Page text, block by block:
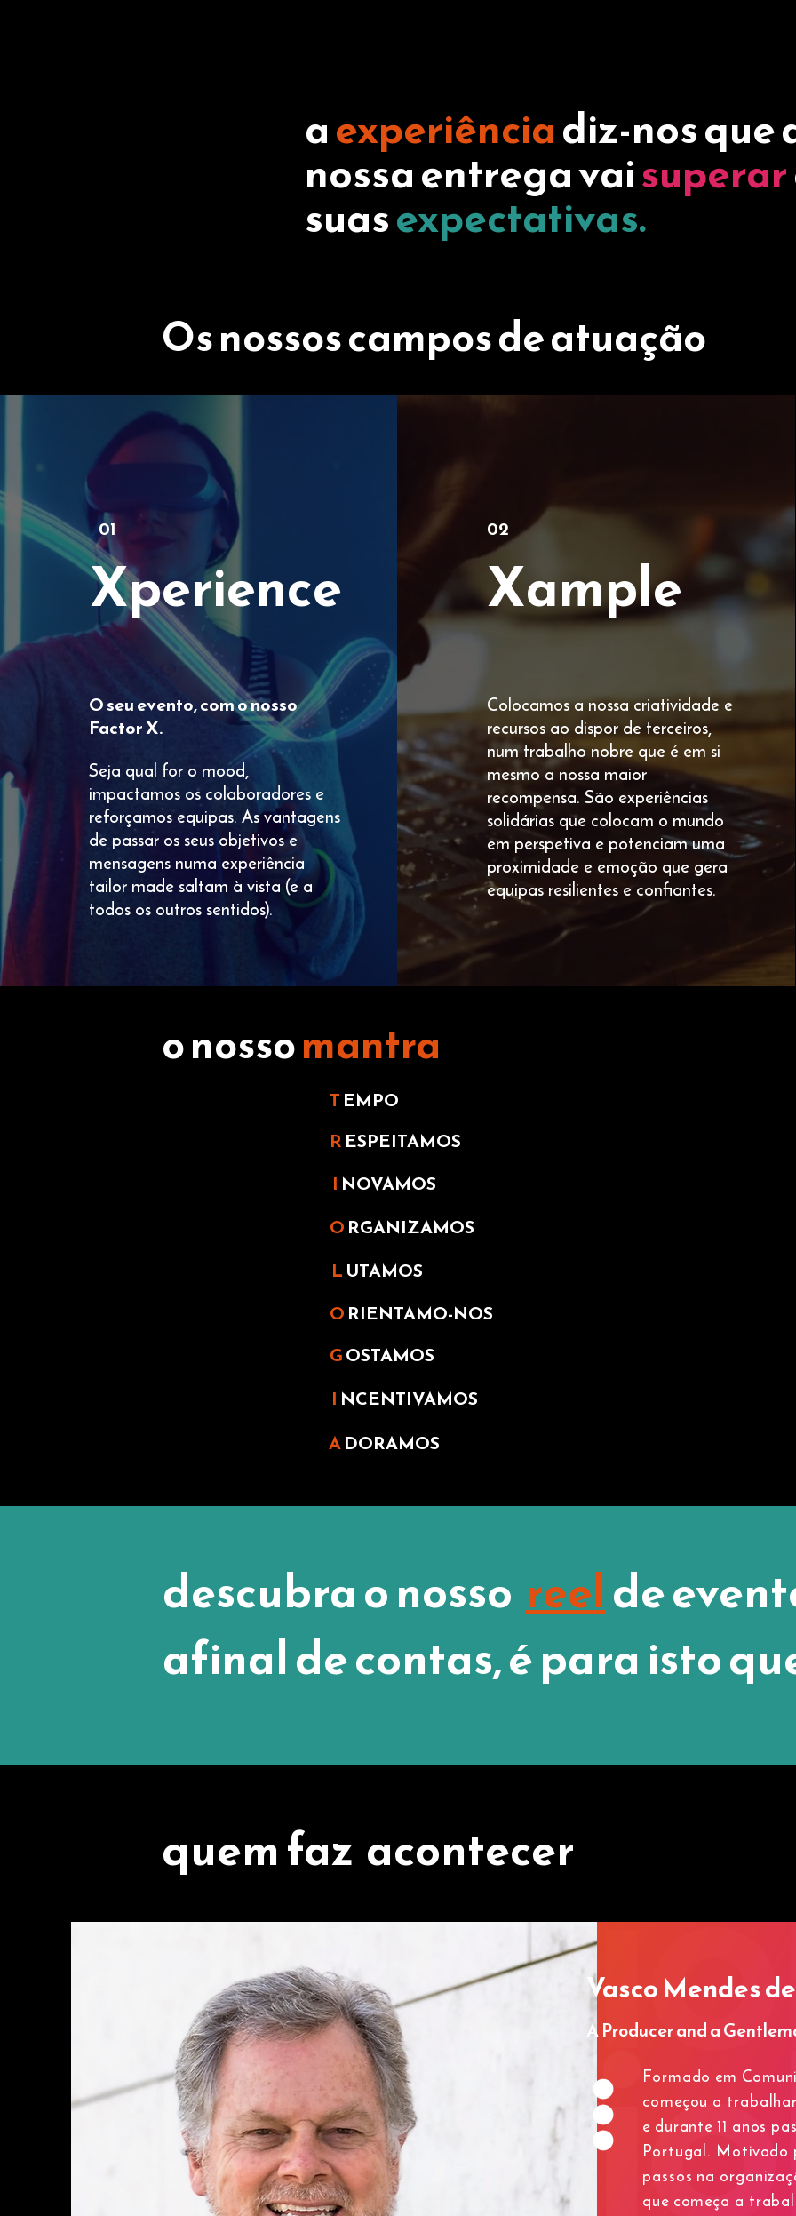
aexperiênciadiz-nos que
nossa entrega vaisuperar
suasexpectativas.
Os nossos campos de atuação
01
Xperience
O seu evento, com o nosso
Factor X.
Seja qual for o mood,
impactamos os colaboradores e
reforçamos equipas. As vantagens
de passar os seus objetivos e
mensagens numa experiência
tailor made saltam à vista (e a
todos os outros sentidos).
02
Xample
Colocamos a nossa criatividade e
recursos ao dispor de terceiros,
num trabalho nobre que é em si
mesmo a nossa maior
recompensa. São experiências
solidárias que colocam o mundo
em perspetiva e potenciam uma
proximidade e emoção que gera
equipas resilientes e confiantes.
o nossomantra
T EMPO
R ESPEITAMOS
I NOVAMOS
O RGANIZAMOS
L UTAMOS
O RIENTAMO-NOS
GOSTAMOS
I NCENTIVAMOS
ADORAMOS
descubra o nosso reelde
afinal de contas, é para isto
quem faz acontecer
Vasco Mendes
A Producer and a
Formado em
começou a
e durante 11 anos
Portugal. Motivado
passos na
que começa a